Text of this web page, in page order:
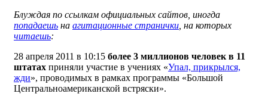
Блуждая по ссылкам официальных сайтов, иногда
попадаешь на агитационные странички , на которых
читаешь:
28 апреля 2011 в 10:15 более 3 миллионов человек в 11
штатах приняли участие в учениях «Упал, прикрылся,
жди», проводимых в рамках программы «Большой
Центральноамериканской встряски».